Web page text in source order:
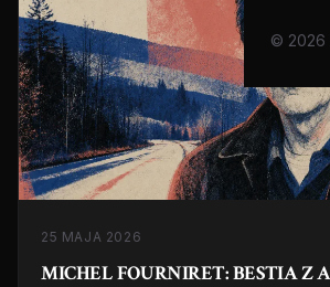
© 2026
25 MAJA 2026
MICHEL FOURNIRET: BESTIA Z